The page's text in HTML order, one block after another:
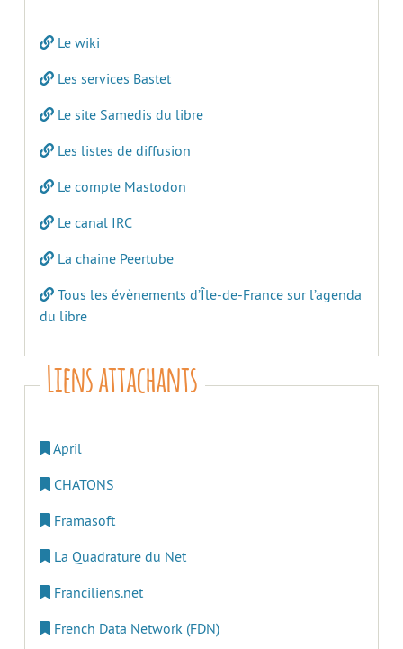
Le wiki
Les services Bastet
Le site Samedis du libre
Les listes de diffusion
Le compte Mastodon
Le canal IRC
La chaine Peertube
Tous les évènements d’Île-de-France sur l’agenda
du libre
Liens attachants
April
CHATONS
Framasoft
La Quadrature du Net
Franciliens.net
French Data Network (FDN)